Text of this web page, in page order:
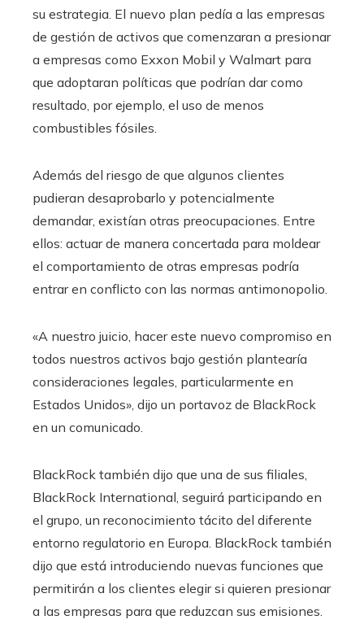
su estrategia. El nuevo plan pedía a las empresas
de gestión de activos que comenzaran a presionar
a empresas como Exxon Mobil y Walmart para
que adoptaran políticas que podrían dar como
resultado, por ejemplo, el uso de menos
combustibles fósiles.
Además del riesgo de que algunos clientes
pudieran desaprobarlo y potencialmente
demandar, existían otras preocupaciones. Entre
ellos: actuar de manera concertada para moldear
el comportamiento de otras empresas podría
entrar en conflicto con las normas antimonopolio.
«A nuestro juicio, hacer este nuevo compromiso en
todos nuestros activos bajo gestión plantearía
consideraciones legales, particularmente en
Estados Unidos», dijo un portavoz de BlackRock
en un comunicado.
BlackRock también dijo que una de sus filiales,
BlackRock International, seguirá participando en
el grupo, un reconocimiento tácito del diferente
entorno regulatorio en Europa. BlackRock también
dijo que está introduciendo nuevas funciones que
permitirán a los clientes elegir si quieren presionar
a las empresas para que reduzcan sus emisiones.